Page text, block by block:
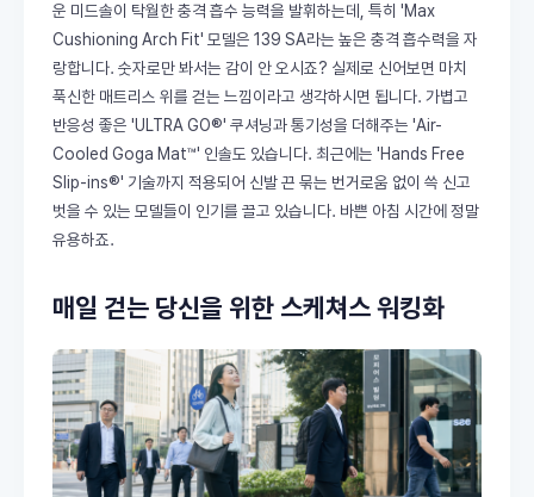
운 미드솔이 탁월한 충격 흡수 능력을 발휘하는데, 특히 'Max
Cushioning Arch Fit' 모델은 139 SA라는 높은 충격 흡수력을 자
랑합니다. 숫자로만 봐서는 감이 안 오시죠? 실제로 신어보면 마치
푹신한 매트리스 위를 걷는 느낌이라고 생각하시면 됩니다. 가볍고
반응성 좋은 'ULTRA GO®' 쿠셔닝과 통기성을 더해주는 'Air-
Cooled Goga Mat™' 인솔도 있습니다. 최근에는 'Hands Free
Slip-ins®' 기술까지 적용되어 신발 끈 묶는 번거로움 없이 쓱 신고
벗을 수 있는 모델들이 인기를 끌고 있습니다. 바쁜 아침 시간에 정말
유용하죠.
매일 걷는 당신을 위한 스케쳐스 워킹화